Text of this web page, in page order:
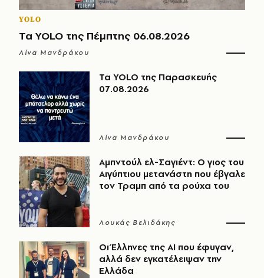
YOLO
Τα YOLO της Πέμπτης 06.08.2026
Λίνα Μανδράκου
Τα YOLO της Παρασκευής
07.08.2026
Λίνα Μανδράκου
Αμπντούλ ελ-Σαγιέντ: Ο γιος του
Αιγύπτιου μετανάστη που έβγαλε
τον Τραμπ από τα ρούχα του
Λουκάς Βελιδάκης
Οι Έλληνες της ΑΙ που έφυγαν,
αλλά δεν εγκατέλειψαν την
Ελλάδα